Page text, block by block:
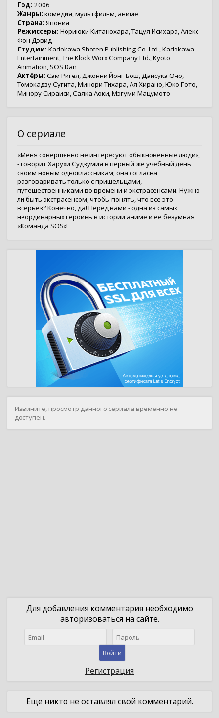
Год: 2006
Жанры: комедия,мультфильм, аниме
Страна: Япония
Режиссеры: Нориюки Китанохара,Тацуя Исихара,Алекс
Фон Дэвид
Студии: Kadokawa Shoten Publishing Co. Ltd.,Kadokawa
Entertainment,The Klock Worx Company Ltd.,Kyoto
Animation,SOS Dan
Актёры: Сэм Ригел,Джонни Йонг Бош,Даисукэ Оно,
Томокадзу Сугита,Минори Тихара,Ая Хирано,Юко Гото,
Минору Сираиси,Саяка Аоки,Мэгуми Мацумото
О сериале
«Меня совершенно не интересуют обыкновенные люди»,
- говорит Харухи Судзумия в первый же учебный день
своим новым одноклассникам; она согласна
разговаривать только с пришельцами,
путешественниками во времени и экстрасенсами. Нужно
ли быть экстрасенсом, чтобы понять, что все это -
всерьез? Конечно, да! Перед вами - одна из самых
неординарных героинь в истории аниме и ее безумная
«Команда SOS»!
Извините, просмотр данного сериала временно не
доступен.
Для добавления комментария необходимо
авторизоваться на сайте.
Войти
Регистрация
Еще никто не оставлял свой комментарий.